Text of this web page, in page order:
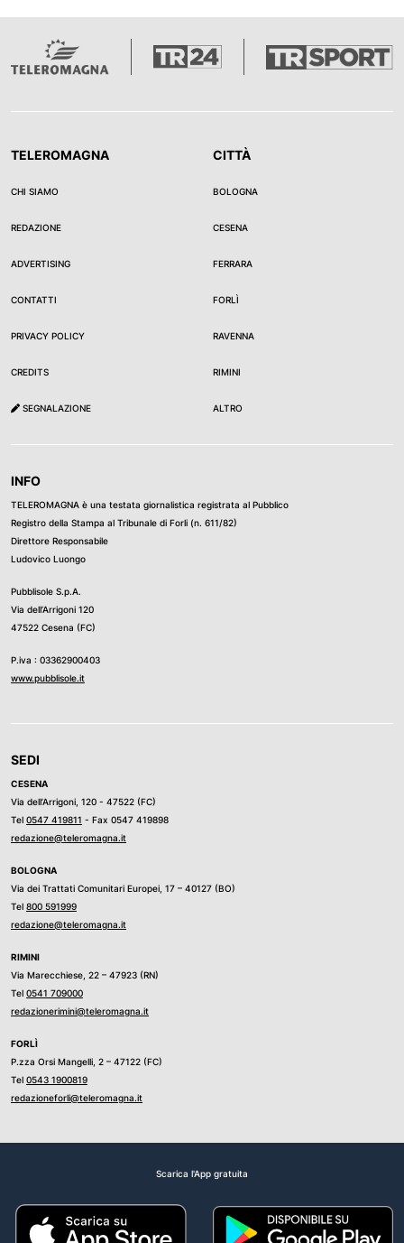
TELEROMAGNA
CHI SIAMO
REDAZIONE
ADVERTISING
CONTATTI
PRIVACY POLICY
CREDITS
SEGNALAZIONE
CITTÀ
BOLOGNA
CESENA
FERRARA
FORLÌ
RAVENNA
RIMINI
ALTRO
INFO
TELEROMAGNA è una testata giornalistica registrata al Pubblico
Registro della Stampa al Tribunale di Forli (n. 611/82)
Direttore Responsabile
Ludovico Luongo
Pubblisole S.p.A.
Via dell’Arrigoni 120
47522 Cesena (FC)
P.iva : 03362900403
www.pubblisole.it
SEDI
CESENA
Via dell’Arrigoni, 120 - 47522 (FC)
Tel 0547 419811 - Fax 0547 419898
redazione@teleromagna.it
BOLOGNA
Via dei Trattati Comunitari Europei, 17 – 40127 (BO)
Tel 800 591999
redazione@teleromagna.it
RIMINI
Via Marecchiese, 22 – 47923 (RN)
Tel 0541 709000
redazionerimini@teleromagna.it
FORLÌ
P.zza Orsi Mangelli, 2 – 47122 (FC)
Tel 0543 1900819
redazioneforli@teleromagna.it
Scarica l'App gratuita